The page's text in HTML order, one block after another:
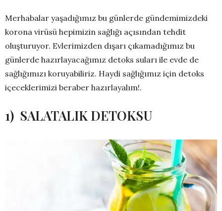
Merhabalar yaşadığımız bu günlerde gündemimizdeki
korona virüsü hepimizin sağlığı açısından tehdit
oluşturuyor. Evlerimizden dışarı çıkamadığımız bu
günlerde hazırlayacağımız detoks suları ile evde de
sağlığımızı koruyabiliriz. Haydi sağlığımız için detoks
içeceklerimizi beraber hazırlayalım!.
1) SALATALIK DETOKSU